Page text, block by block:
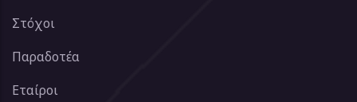
Στόχοι
Παραδοτέα
Εταίροι